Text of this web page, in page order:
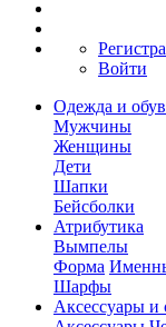
Войти
Одежда и
Мужчины
Женщины
Дети
Шапки
Бейсболки
Атрибутика
Вымпелы
Форма
Шарфы
Аксессуары и